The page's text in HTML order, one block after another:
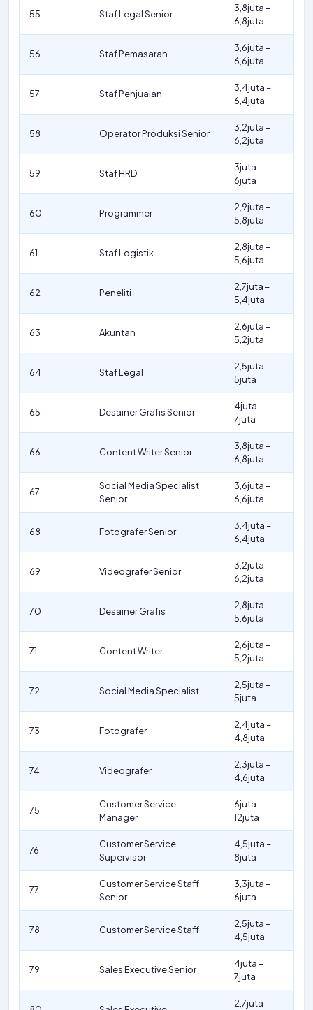
55 Staf Legal Senior
3,8juta –
6,8juta
56 Staf Pemasaran
3,6juta –
6,6juta
57 Staf Penjualan
3,4juta –
6,4juta
58 Operator Produksi Senior
3,2juta –
6,2juta
59 Staf HRD
3juta –
6juta
60 Programmer
2,9juta –
5,8juta
61 Staf Logistik
2,8juta –
5,6juta
62 Peneliti
2,7juta –
5,4juta
63 Akuntan
2,6juta –
5,2juta
64 Staf Legal
2,5juta –
5juta
65 Desainer Grafis Senior
4juta –
7juta
66 Content Writer Senior
3,8juta –
6,8juta
67
Social Media Specialist
Senior
3,6juta –
6,6juta
68 Fotografer Senior
3,4juta –
6,4juta
69 Videografer Senior
3,2juta –
6,2juta
70 Desainer Grafis
2,8juta –
5,6juta
71 Content Writer
2,6juta –
5,2juta
72 Social Media Specialist
2,5juta –
5juta
73 Fotografer
2,4juta –
4,8juta
74 Videografer
2,3juta –
4,6juta
75
Customer Service
Manager
6juta –
12juta
76
Customer Service
Supervisor
4,5juta –
8juta
77
Customer Service Staff
Senior
3,3juta –
6juta
78 Customer Service Staff
2,5juta –
4,5juta
79 Sales Executive Senior
4juta –
7juta
2,7juta –